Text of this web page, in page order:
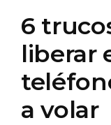
6
liberar
a volar